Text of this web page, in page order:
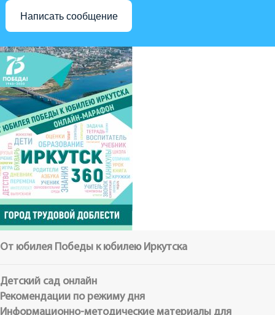
Написать сообщение
От юбилея Победы к юбилею Иркутска
Детский сад онлайн
Рекомендации по режиму дня
Информационно-методические материалы для